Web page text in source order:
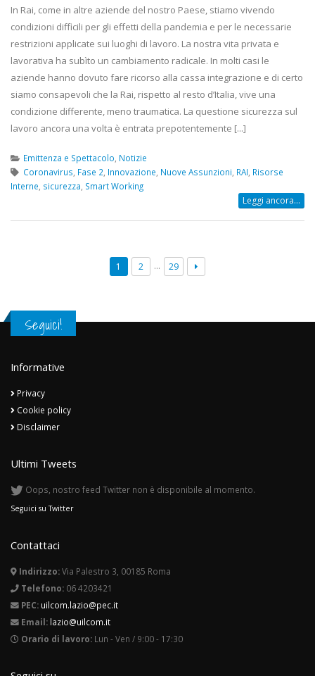
In Rai, come in altre aziende del nostro Paese, stiamo vivendo
condizioni difficili per gli effetti della pandemia e per le necessarie
restrizioni applicate sui luoghi di lavoro. La nostra vita privata e
lavorativa ha subìto un cambiamento radicale. In molti casi le
aziende hanno dovuto fare ricorso alla cassa integrazione e di certo
siamo consapevoli che la Rai, rispetto al resto d’Italia, vive una
condizione differente, meno traumatica. La questione sicurezza sul
lavoro ancora una volta è entrata prepotentemente [...]
Emittenza e Spettacolo Notizie
Coronavirus Fase 2 Innovazione Nuove Assunzioni RAI Risorse
Interne sicurezza Smart Working
Leggi ancora...
1 2 … 29
Seguici!
Informative
Privacy
Cookie policy
Disclaimer
Ultimi Tweets
Oops, nostro feed Twitter non è disponibile al momento.
Seguici su Twitter
Contattaci
Indirizzo:Via Palestro 3, 00185 Roma
Telefono: 06 4203421
PEC: uilcom.lazio@pec.it
Email: lazio@uilcom.it
Orario di lavoro: Lun - Ven / 9:00 - 17:30